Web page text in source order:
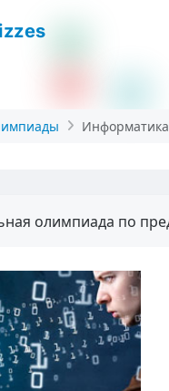
Информатика
олимпиада по